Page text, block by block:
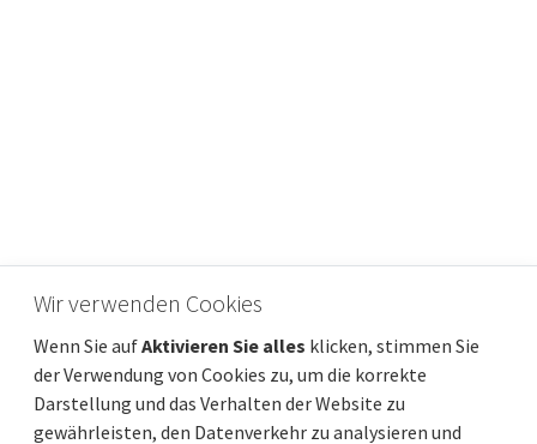
ISTRIEN, MARČANA - Grundstück 1.701 m²
8 €/m²
1 500 m
Gesamtfläche
1 701 m² Gemeindeteil
Marčana
Wir verwenden Cookies
Wenn Sie aufAktivieren Sie alles klicken, stimmen Sie
der Verwendung von Cookies zu, um die korrekte
Darstellung und das Verhalten der Website zu
gewährleisten, den Datenverkehr zu analysieren und